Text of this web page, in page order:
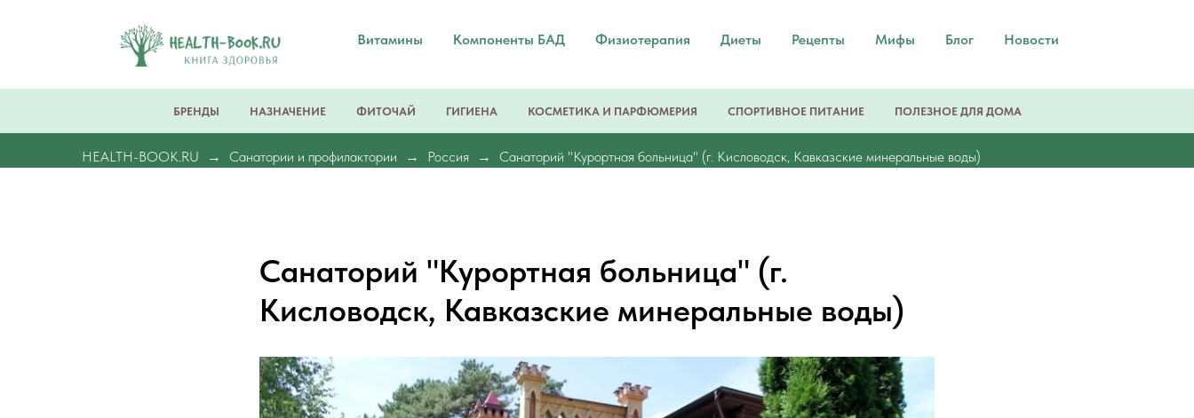
Витамины Компоненты БАД Физиотерапия Диеты Рецепты Мифы Блог Новости
БРЕНДЫ НАЗНАЧЕНИЕ ФИТОЧАЙ ГИГИЕНА КОСМЕТИКА И ПАРФЮМЕРИЯ СПОРТИВНОЕ ПИТАНИЕ ПОЛЕЗНОЕ ДЛЯ ДОМА
HEALTH-BOOK.RU Санатории и профилактории Россия Санаторий "Курортная больница" (г. Кисловодск, Кавказские минеральные воды)
Санаторий "Курортная больница" (г.
Кисловодск, Кавказские минеральные воды)